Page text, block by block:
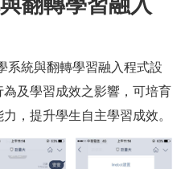
翻轉學習融入
系統與翻轉學習融入程式設
及學習成效之影響，可培育
，提升學生自主學習成效。